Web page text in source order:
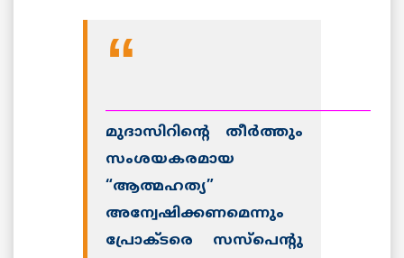
__________________________________________
മുദാസിറിന്റെ തീര്‍ത്തും
സംശയകരമായ
“ആത്മഹത്യ”
അന്വേഷിക്കണമെന്നും
പ്രോക്ടരെ സസ്പെന്റു